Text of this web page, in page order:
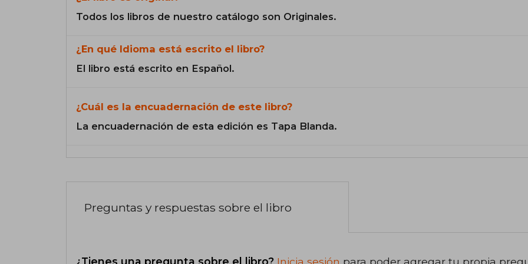
Todos los libros de nuestro catálogo son Originales.
¿En qué Idioma está escrito el libro?
El libro está escrito en Español.
¿Cuál es la encuadernación de este libro?
La encuadernación de esta edición es Tapa Blanda.
Preguntas y respuestas sobre el libro
¿Tienes una pregunta sobre el libro? Inicia sesión para poder agregar tu propia